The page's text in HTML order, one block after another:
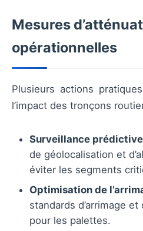
Mesures
opérationnelles
Plusieurs actions
l’impact des tronçons
Surveillance prédictive
de géolocalisation et
éviter les segments
Optimisation de
standards d’arrimage
pour les palettes.